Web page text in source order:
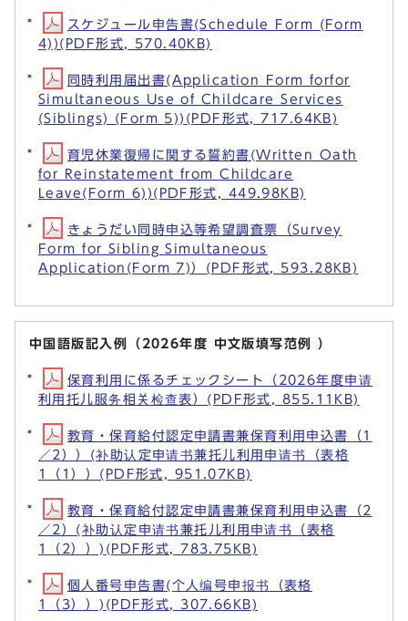
スケジュール申告書(Schedule Form (Form
4))(PDF形式, 570.40KB)
同時利用届出書(Application Form forfor
Simultaneous Use of Childcare Services
(Siblings) (Form 5))(PDF形式, 717.64KB)
育児休業復帰に関する誓約書(Written Oath
for Reinstatement from Childcare
Leave(Form 6))(PDF形式, 449.98KB)
きょうだい同時申込等希望調査票（Survey
Form for Sibling Simultaneous
Application(Form 7)）(PDF形式, 593.28KB)
中国語版記入例（2026年度 中文版填写范例 ）
保育利用に係るチェックシート（2026年度申请
利用托儿服务相关检查表）(PDF形式, 855.11KB)
教育・保育給付認定申請書兼保育利用申込書（1
／2））(补助认定申请书兼托儿利用申请书（表格
1（1））(PDF形式, 951.07KB)
教育・保育給付認定申請書兼保育利用申込書（2
／2）(补助认定申请书兼托儿利用申请书（表格
1（2））)(PDF形式, 783.75KB)
個人番号申告書(个人编号申报书（表格
1（3））)(PDF形式, 307.66KB)